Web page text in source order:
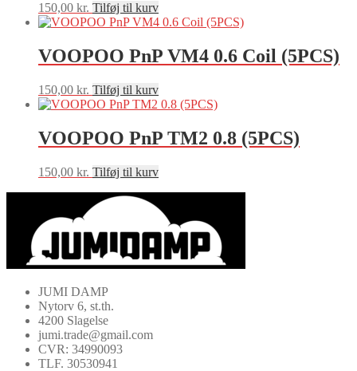
150,00 kr. Tilføj til kurv
VOOPOO PnP VM4 0.6 Coil (5PCS)
150,00 kr. Tilføj til kurv
VOOPOO PnP TM2 0.8 (5PCS)
150,00 kr. Tilføj til kurv
JUMI DAMP
Nytorv 6, st.th.
4200 Slagelse
jumi.trade@gmail.com
CVR: 34990093
TLF. 30530941